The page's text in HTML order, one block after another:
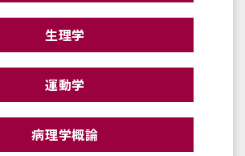
生理学
運動学
病理学概論